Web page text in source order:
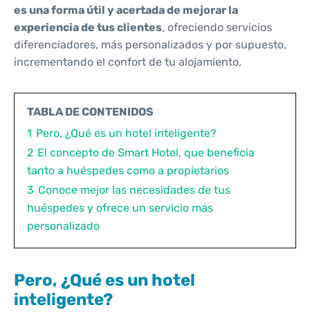
es una forma útil y acertada de mejorar la
experiencia de tus clientes, ofreciendo servicios
diferenciadores, más personalizados y por supuesto,
incrementando el confort de tu alojamiento.
TABLA DE CONTENIDOS
1 Pero, ¿Qué es un hotel inteligente?
2 El concepto de Smart Hotel, que beneficia
tanto a huéspedes como a propietarios
3 Conoce mejor las necesidades de tus
huéspedes y ofrece un servicio más
personalizado
Pero, ¿Qué es un hotel
inteligente?